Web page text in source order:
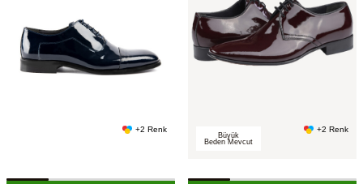
+2 Renk
Büyük
Beden Mevcut
+2 Renk